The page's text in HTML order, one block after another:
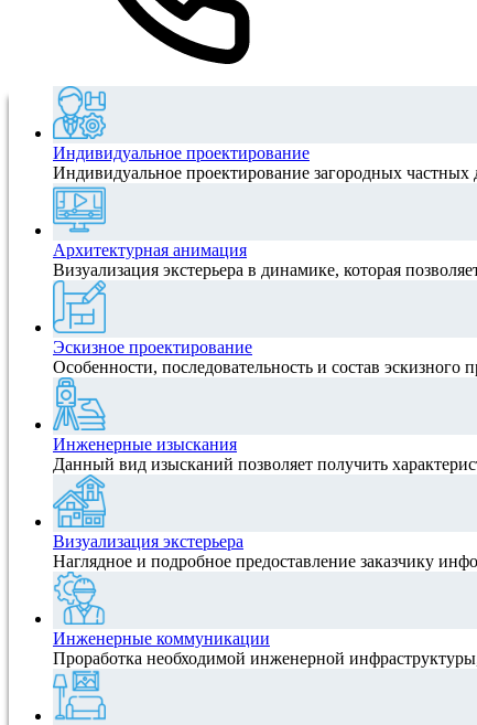
Индивидуальное проектирование
Индивидуальное проектирование загородных частных
Архитектурная анимация
Визуализация экстерьера в динамике, которая
Эскизное проектирование
Особенности, последовательность и состав эскизного
Инженерные изыскания
Данный вид изысканий позволяет получить
Визуализация экстерьера
Наглядное и подробное предоставление заказчику
Инженерные коммуникации
Проработка необходимой инженерной